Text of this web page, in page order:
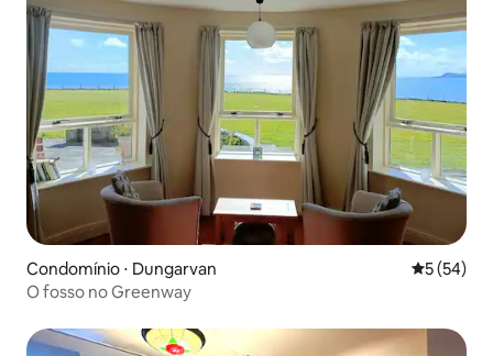
Condomínio ⋅ Dungarvan 5 de uma
5 (54)
O fosso no Greenway